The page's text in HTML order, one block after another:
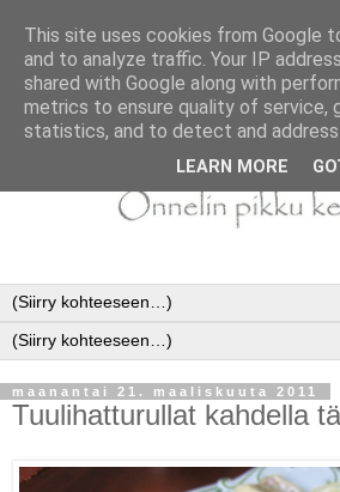
maanantai 21. maaliskuuta 2011
Tuulihatturullat kahdella
This site uses cookies from Google
and to analyze traffic. Your IP
shared with Google along with
metrics to ensure quality of service,
statistics, and to detect and address
LEARN MORE